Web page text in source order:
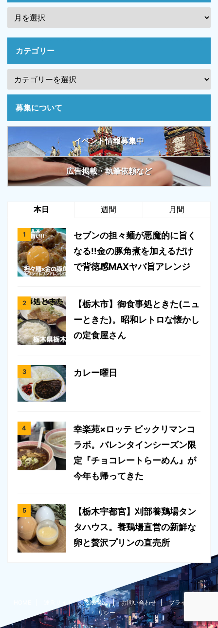
カテゴリー
募集について
イベント情報募集中
広告掲載・執筆依頼など
本日 週間 月間
セブンの担々麺が悪魔的に旨く
なる!!金の豚角煮を加えるだけ
で背徳感MAXヤバ旨アレンジ
【栃木市】御食事処ときた(ニュ
ーときた)。昭和レトロな懐かし
の定食屋さん
カレー曜日
幸楽苑×ロッテ ビックリマンコ
ラボ。バレンタインシーズン限
定『チョコレートらーめん』が
今年も帰ってきた
【栃木宇都宮】刈部養鶏場タン
タハウス。養鶏場直営の新鮮な
卵と贅沢プリンの直売所
運営サイト SiteMap お問い合わせ
プライバシーポ
リシー